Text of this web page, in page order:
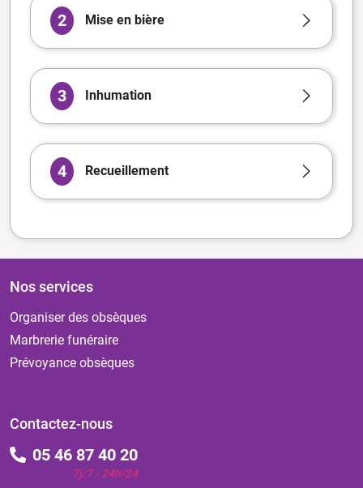
2 Mise en bière
3 Inhumation
4 Recueillement
Nos services
Organiser des obsèques
Marbrerie funéraire
Prévoyance obsèques
Contactez-nous
05 46 87 40 20
7j/7 - 24h/24